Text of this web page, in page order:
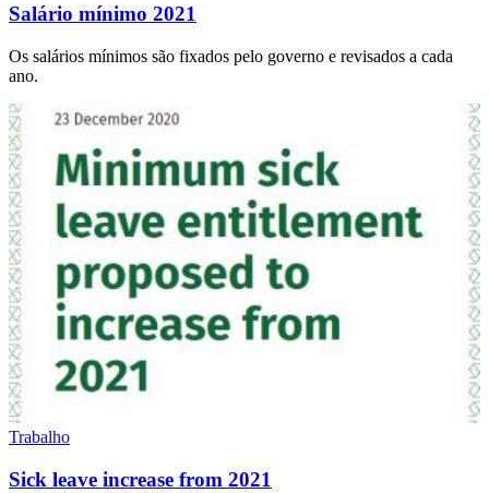
Salário mínimo 2021
Os salários mínimos são fixados pelo governo e revisados ​​a cada
ano.
Trabalho
Sick leave increase from 2021